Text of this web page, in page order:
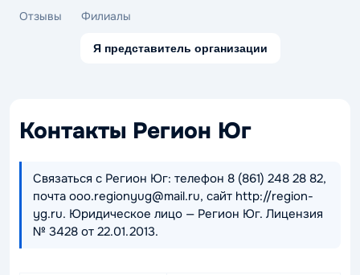
Отзывы Филиалы
Я представитель организации
Контакты Регион Юг
Связаться с Регион Юг: телефон 8 (861) 248 28 82,
почта ooo.regionyug@mail.ru, сайт http://region-
yg.ru. Юридическое лицо — Регион Юг. Лицензия
№ 3428 от 22.01.2013.